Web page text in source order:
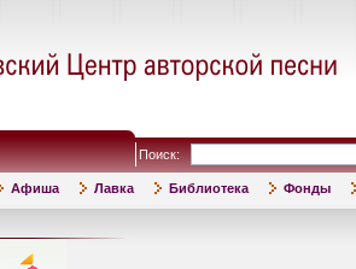
Поиск:
Афиша Лавка Библиотека Фонды